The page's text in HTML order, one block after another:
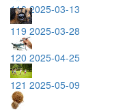
118 2025-03-13
119 2025-03-28
120 2025-04-25
121 2025-05-09